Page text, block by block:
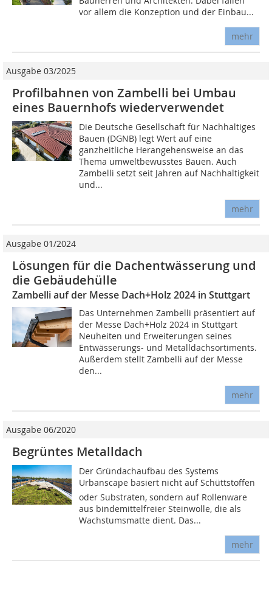
vor allem die Konzeption und der Einbau...
mehr
Ausgabe 03/2025
Profilbahnen von Zambelli bei Umbau
eines Bauernhofs wiederverwendet
Die Deutsche Gesellschaft für Nachhaltiges
Bauen (DGNB) legt Wert auf eine
ganzheitliche Herangehensweise an das
Thema umweltbewusstes Bauen. Auch
Zambelli setzt seit Jahren auf Nachhaltigkeit
und...
mehr
Ausgabe 01/2024
Lösungen für die Dachentwässerung und
die Gebäudehülle
Zambelli auf der Messe Dach+Holz 2024 in Stuttgart
Das Unternehmen Zambelli präsentiert auf
der Messe Dach+Holz 2024 in Stuttgart
Neuheiten und Erweiterungen seines
Entwässerungs- und Metalldachsortiments.
Außerdem stellt Zambelli auf der Messe
den...
mehr
Ausgabe 06/2020
Begrüntes Metalldach
Der Gründachaufbau des Systems
Urbanscape basiert nicht auf Schüttstoffen
oder Substraten, sondern auf Rollenware
aus bindemittelfreier Steinwolle, die als
Wachstumsmatte dient. Das...
mehr